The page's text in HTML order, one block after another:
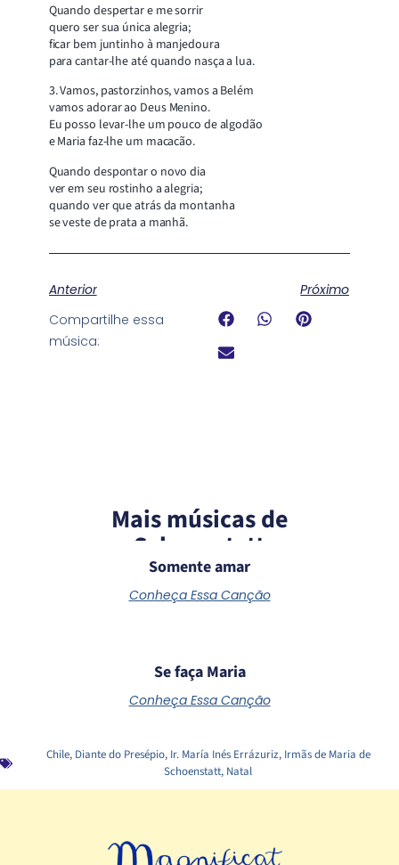
Quando despertar e me sorrir
quero ser sua única alegria;
ficar bem juntinho à manjedoura
para cantar-lhe até quando nasça a lua.
3. Vamos, pastorzinhos, vamos a Belém
vamos adorar ao Deus Menino.
Eu posso levar-lhe um pouco de algodão
e Maria faz-lhe um macacão.
Quando despontar o novo dia
ver em seu rostinho a alegria;
quando ver que atrás da montanha
se veste de prata a manhã.
Anterior
Próximo
Compartilhe essa
música:
Mais músicas de
Schoenstatt
Somente amar
Conheça Essa Canção
Se faça Maria
Conheça Essa Canção
Chile, Diante do Presépio, Ir. María Inés Errázuriz, Irmãs de Maria de
Schoenstatt, Natal